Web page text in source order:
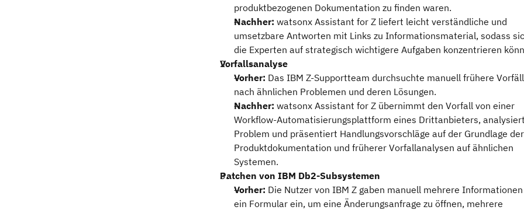
produktbezogenen Dokumentation zu finden waren.
Nachher: watsonx Assistant for Z liefert leicht verständliche und
umsetzbare Antworten mit Links zu Informationsmaterial, sodass
die Experten auf strategisch wichtigere Aufgaben konzentrieren
Vorfallsanalyse
Vorher: Das IBM Z-Supportteam durchsuchte manuell frühere
nach ähnlichen Problemen und deren Lösungen.
Nachher: watsonx Assistant for Z übernimmt den Vorfall von einer
Workflow-Automatisierungsplattform eines Drittanbieters,
Problem und präsentiert Handlungsvorschläge auf der Grundlage der
Produktdokumentation und früherer Vorfallanalysen auf ähnlichen
Systemen.
Patchen von IBM Db2-Subsystemen
Vorher: Die Nutzer von IBM Z gaben manuell mehrere
ein Formular ein, um eine Änderungsanfrage zu öffnen, mehrere